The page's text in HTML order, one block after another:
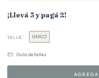
¡Llevá 3 y pagá 2!
TALLE UNICO
Guía de talles